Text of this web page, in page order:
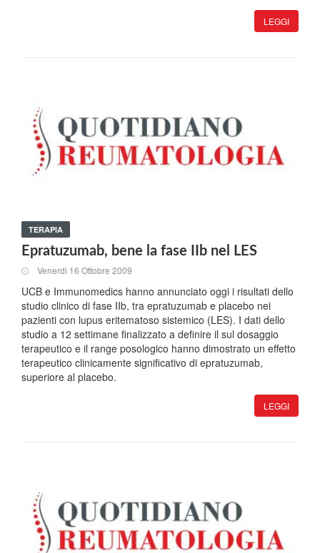
LEGGI
TERAPIA
Epratuzumab, bene la fase IIb nel LES
Venerdi 16 Ottobre 2009
UCB e Immunomedics hanno annunciato oggi i risultati dello
studio clinico di fase IIb, tra epratuzumab e placebo nei
pazienti con lupus eritematoso sistemico (LES). I dati dello
studio a 12 settimane finalizzato a definire il sul dosaggio
terapeutico e il range posologico hanno dimostrato un effetto
terapeutico clinicamente significativo di epratuzumab,
superiore al placebo.
LEGGI